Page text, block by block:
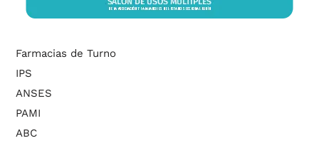
Farmacias de Turno
IPS
ANSES
PAMI
ABC